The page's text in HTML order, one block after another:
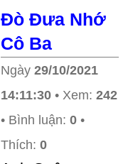
Đò Đưa Nhớ
Cô Ba
Ngày 29/10/2021
14:11:30 • Xem: 242
• Bình luận: 0 •
Thích: 0